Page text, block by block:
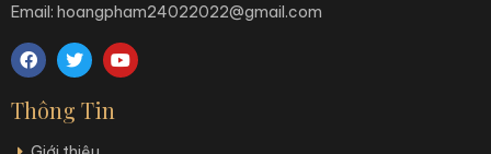
Email: hoangpham24022022@gmail.com
Thông Tin